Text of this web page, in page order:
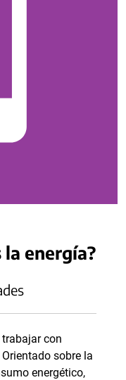
energía?
con
sobre la
energético,